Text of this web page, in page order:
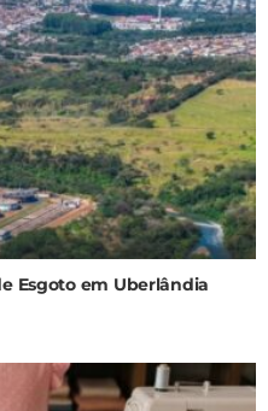
Esgoto em Uberlândia